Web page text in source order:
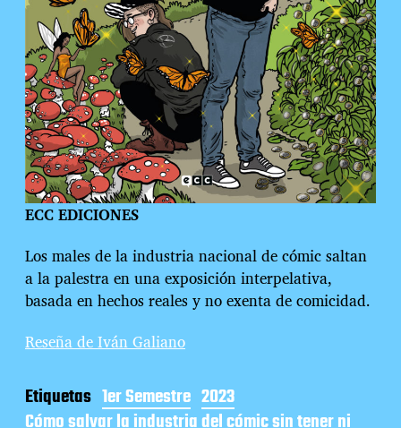
ECC EDICIONES
Los males de la industria nacional de cómic saltan
a la palestra en una exposición interpelativa,
basada en hechos reales y no exenta de comicidad.
Reseña de Iván Galiano
Etiquetas 1er Semestre 2023
Cómo salvar la industria del cómic sin tener ni